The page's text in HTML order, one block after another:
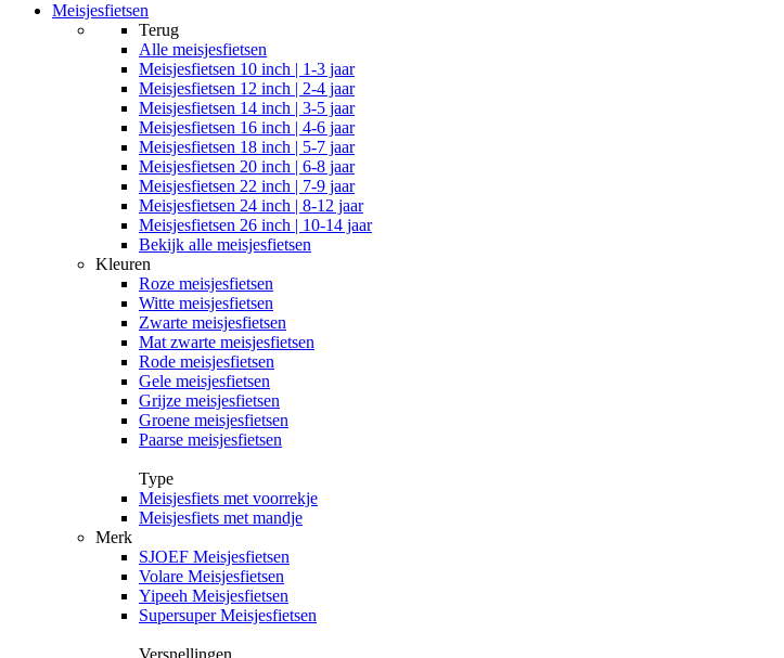
Meisjesfietsen
Terug
Alle meisjesfietsen
Meisjesfietsen 10 inch | 1-3 jaar
Meisjesfietsen 12 inch | 2-4 jaar
Meisjesfietsen 14 inch | 3-5 jaar
Meisjesfietsen 16 inch | 4-6 jaar
Meisjesfietsen 18 inch | 5-7 jaar
Meisjesfietsen 20 inch | 6-8 jaar
Meisjesfietsen 22 inch | 7-9 jaar
Meisjesfietsen 24 inch | 8-12 jaar
Meisjesfietsen 26 inch | 10-14 jaar
Bekijk alle meisjesfietsen
Kleuren
Roze meisjesfietsen
Witte meisjesfietsen
Zwarte meisjesfietsen
Mat zwarte meisjesfietsen
Rode meisjesfietsen
Gele meisjesfietsen
Grijze meisjesfietsen
Groene meisjesfietsen
Paarse meisjesfietsen
Type
Meisjesfiets met voorrekje
Meisjesfiets met mandje
Merk
SJOEF Meisjesfietsen
Volare Meisjesfietsen
Yipeeh Meisjesfietsen
Supersuper Meisjesfietsen
Versnellingen